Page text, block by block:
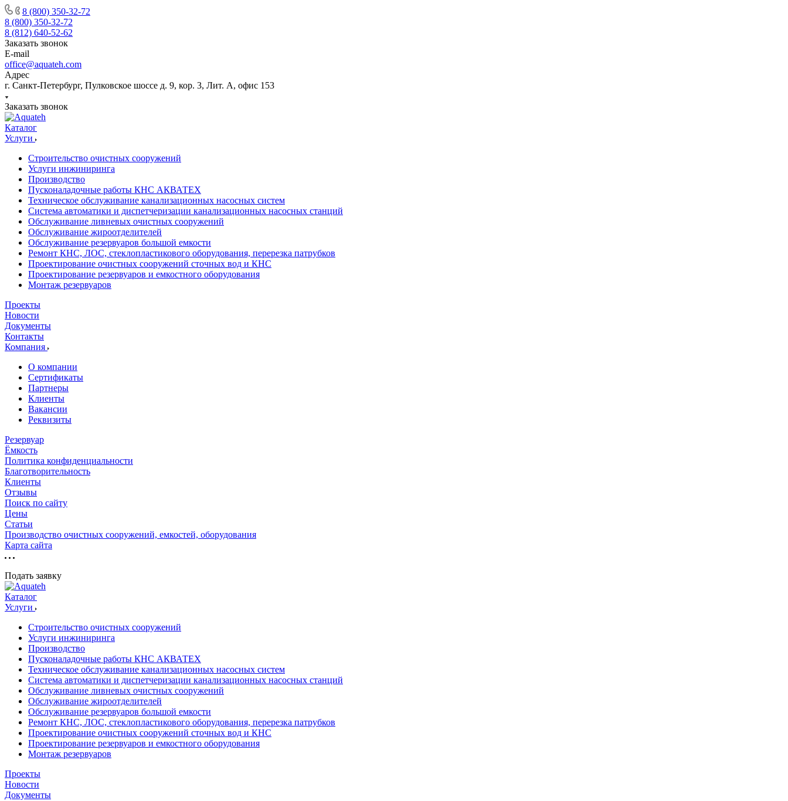
8 (800) 350-32-72
8 (800) 350-32-72
8 (812) 640-52-62
Заказать звонок
E-mail
office@aquateh.com
Адрес
г. Санкт-Петербург, Пулковское шоссе д. 9, кор. 3, Лит. А, офис 153
Заказать звонок
Каталог
Услуги
Строительство очистных сооружений
Услуги инжиниринга
Производство
Пусконаладочные работы КНС АКВАТЕХ
Техническое обслуживание канализационных насосных систем
Система автоматики и диспетчеризации канализационных насосных станций
Обслуживание ливневых очистных сооружений
Обслуживание жироотделителей
Обслуживание резервуаров большой емкости
Ремонт КНС, ЛОС, стеклопластикового оборудования, перерезка патрубков
Проектирование очистных сооружений сточных вод и КНС
Проектирование резервуаров и емкостного оборудования
Монтаж резервуаров
Проекты
Новости
Документы
Контакты
Компания
О компании
Сертификаты
Партнеры
Клиенты
Вакансии
Реквизиты
Резервуар
Ёмкость
Политика конфиденциальности
Благотворительность
Клиенты
Отзывы
Поиск по сайту
Цены
Статьи
Производство очистных сооружений, емкостей, оборудования
Карта сайта
Подать заявку
Каталог
Услуги
Строительство очистных сооружений
Услуги инжиниринга
Производство
Пусконаладочные работы КНС АКВАТЕХ
Техническое обслуживание канализационных насосных систем
Система автоматики и диспетчеризации канализационных насосных станций
Обслуживание ливневых очистных сооружений
Обслуживание жироотделителей
Обслуживание резервуаров большой емкости
Ремонт КНС, ЛОС, стеклопластикового оборудования, перерезка патрубков
Проектирование очистных сооружений сточных вод и КНС
Проектирование резервуаров и емкостного оборудования
Монтаж резервуаров
Проекты
Новости
Документы